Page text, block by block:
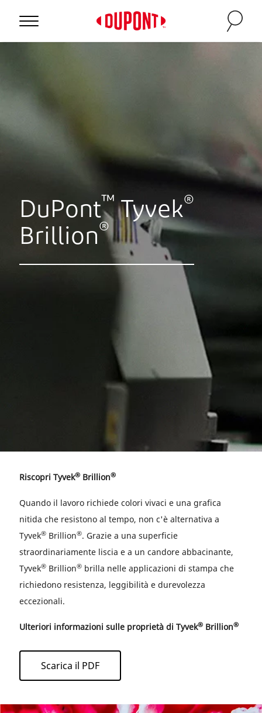
DuPont™Tyvek®
Brillion®
Riscopri Tyvek® Brillion®
Quando il lavoro richiede colori vivaci e una grafica
nitida che resistono al tempo, non c'è alternativa a
Tyvek® Brillion®. Grazie a una superficie
straordinariamente liscia e a un candore abbacinante,
Tyvek® Brillion® brilla nelle applicazioni di stampa che
richiedono resistenza, leggibilità e durevolezza
eccezionali.
Ulteriori informazioni sulle proprietà di Tyvek® Brillion®
Scarica il PDF